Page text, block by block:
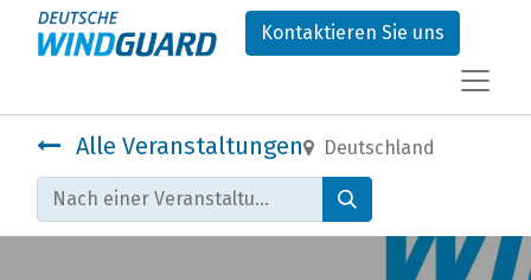
Kontaktieren Sie uns
Alle Veranstaltungen Deutschland